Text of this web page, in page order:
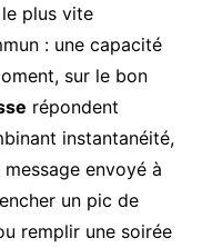
plus vite
: une capacité
sur le bon
répondent
instantanéité,
envoyé à
un pic de
remplir une soirée